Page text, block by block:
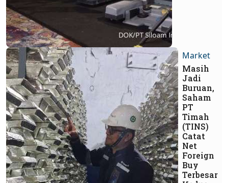
Market
Masih
Jadi
Buruan,
Saham
PT
Timah
(TINS)
Catat
Net
Foreign
Buy
Terbesar